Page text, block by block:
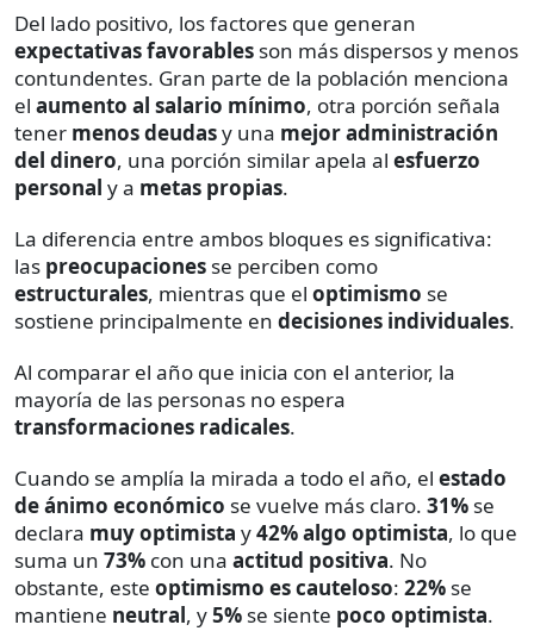
Del lado positivo, los factores que generan
expectativas favorables son más dispersos y menos
contundentes. Gran parte de la población menciona
el aumento al salario mínimo, otra porción señala
tener menos deudasy una mejor administración
del dinero, una porción similar apela al esfuerzo
personal y a metas propias.
La diferencia entre ambos bloques es significativa:
las preocupaciones se perciben como
estructurales, mientras que el optimismo se
sostiene principalmente en decisiones individuales.
Al comparar el año que inicia con el anterior, la
mayoría de las personas no espera
transformaciones radicales.
Cuando se amplía la mirada a todo el año, el estado
de ánimo económico se vuelve más claro. 31% se
declara muy optimista y42%algo optimista, lo que
suma un 73% con una actitud positiva. No
obstante, este optimismo es cauteloso: 22% se
mantiene neutral, y5% se siente poco optimista.